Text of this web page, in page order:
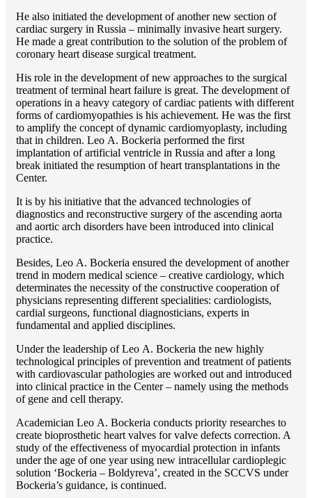
He also initiated the development of another new section of
cardiac surgery in Russia – minimally invasive heart surgery.
He made a great contribution to the solution of the problem of
coronary heart disease surgical treatment.
His role in the development of new approaches to the surgical
treatment of terminal heart failure is great. The development of
operations in a heavy category of cardiac patients with different
forms of cardiomyopathies is his achievement. He was the first
to amplify the concept of dynamic cardiomyoplasty, including
that in children. Lео A. Bockeria performed the first
implantation of artificial ventricle in Russia and after a long
break initiated the resumption of heart transplantations in the
Center.
It is by his initiative that the advanced technologies of
diagnostics and reconstructive surgery of the ascending aorta
and aortic arch disorders have been introduced into clinical
practice.
Besides, Lео A. Bockeria ensured the development of another
trend in modern medical science – creative cardiology, which
determinates the necessity of the constructive cooperation of
physicians representing different specialities: cardiologists,
cardial surgeons, functional diagnosticians, experts in
fundamental and applied disciplines.
Under the leadership of Lео A. Bockeria the new highly
technological principles of prevention and treatment of patients
with cardiovascular pathologies are worked out and introduced
into clinical practice in the Center – namely using the methods
of gene and cell therapy.
Academician Lео A. Bockeria conducts priority researches to
create bioprosthetic heart valves for valve defects correction. A
study of the effectiveness of myocardial protection in infants
under the age of one year using new intracellular cardioplegic
solution ‘Bockeria – Boldyreva’, created in the SCCVS under
Bockeria’s guidance, is continued.